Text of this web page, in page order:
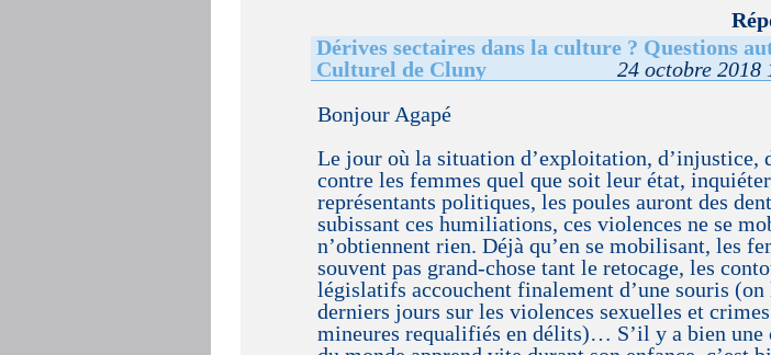
Dérives sectaires dans la culture ? Questions
Culturel de Cluny
24 octobre
Bonjour Agapé
Le jour où la situation d’exploitation, d’injustice,
contre les femmes quel que soit leur état,
représentants politiques, les poules auront des
subissant ces humiliations, ces violences ne se
n’obtiennent rien. Déjà qu’en se mobilisant, les
souvent pas grand-chose tant le retocage, les
législatifs accouchent finalement d’une souris (on
derniers jours sur les violences sexuelles et
mineures requalifiés en délits)… S’il y a bien une